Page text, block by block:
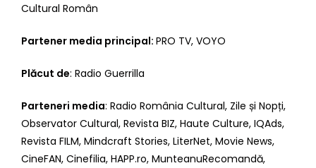
Cultural Român
Partener media principal: PRO TV, VOYO
Plăcut de: Radio Guerrilla
Parteneri media: Radio România Cultural, Zile și Nopți,
Observator Cultural, Revista BIZ, Haute Culture, IQAds,
Revista FILM, Mindcraft Stories, LiterNet, Movie News,
CineFAN, Cinefilia, HAPP.ro, MunteanuRecomandă,